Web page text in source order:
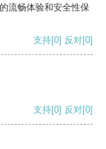
流畅体验和安全性保
支持[0] 反对[0]
支持[0] 反对[0]